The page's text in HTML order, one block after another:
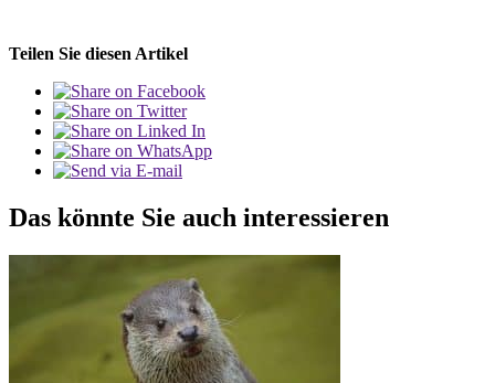
Teilen Sie diesen Artikel
Das könnte Sie auch interessieren